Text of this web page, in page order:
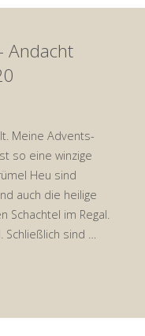
Andacht
Meine Advents-
so eine winzige
Heu sind
auch die heilige
Schachtel im Regal.
sind …